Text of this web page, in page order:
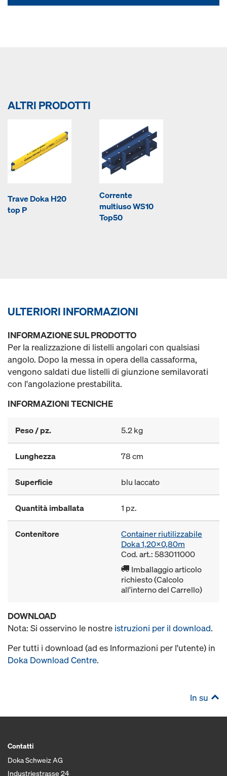
ALTRI PRODOTTI
Trave Doka H20
top P
Corrente
multiuso WS10
Top50
ULTERIORI INFORMAZIONI
INFORMAZIONE SUL PRODOTTO
Per la realizzazione di listelli angolari con qualsiasi
angolo. Dopo la messa in opera della cassaforma,
vengono saldati due listelli di giunzione semilavorati
con l'angolazione prestabilita.
INFORMAZIONI TECNICHE
Peso / pz. 5.2 kg
Lunghezza 78 cm
Superficie blu laccato
Quantità imballata 1 pz.
Contenitore
Container riutilizzabile
Doka 1,20x0,80m
Cod. art.: 583011000
Imballaggio articolo
richiesto (Calcolo
all'interno del Carrello)
DOWNLOAD
Nota: Si osservino le nostre istruzioni per il download.
Per tutti i download (ad es Informazioni per l'utente) in
Doka Download Centre.
In su
Contatti
Doka Schweiz AG
Industriestrasse 24